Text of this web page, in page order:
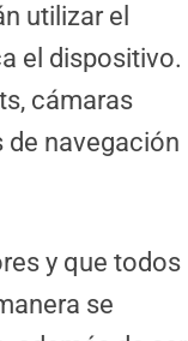
utilizar el
el dispositivo.
cámaras
de navegación
y que todos
se